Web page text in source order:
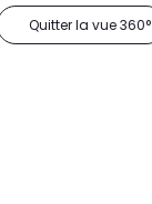
Quitter la vue 360°